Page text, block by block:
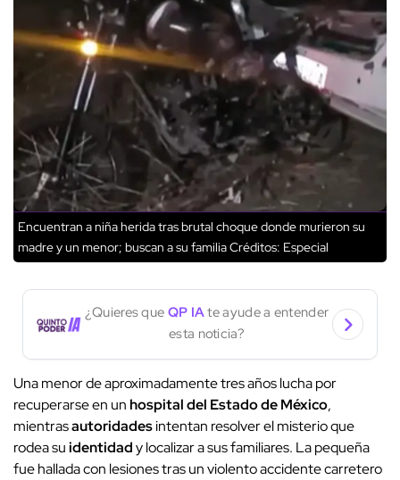
Encuentran a niña herida tras brutal choque donde murieron su
madre y un menor; buscan a su familiaCréditos: Especial
¿Quieres que QP IAte ayude a entender
esta noticia?
Una menor de aproximadamente tres años lucha por
recuperarse en unhospital del Estado de México,
mientrasautoridadesintentan resolver el misterio que
rodea suidentidady localizar a sus familiares. La pequeña
fue hallada con lesiones tras un violento accidente carretero